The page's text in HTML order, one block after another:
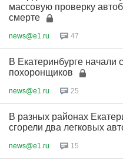
массовую проверку
смерте
news@e1.ru 47
В Екатеринбурге начали
похоронщиков
news@e1.ru 25
В разных районах
сгорели два легковых
news@e1.ru 15